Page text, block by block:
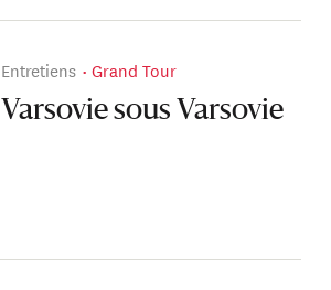
Entretiens Grand Tour
Varsovie sous Varsovie